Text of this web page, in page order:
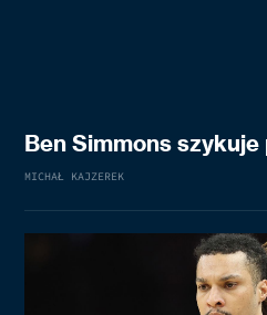
Ben Simmons
MICHAŁ KAJZEREK